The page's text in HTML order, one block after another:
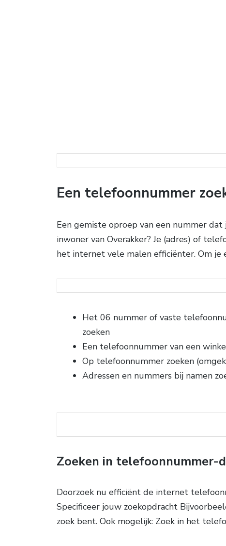
Een telefoonnummer
Een gemiste oproep van een nummer
inwoner van Overakker? Je (adres) of
het internet vele malen efficiënter. Om
Het 06 nummer of vaste
zoeken
Een telefoonnummer van een
Op telefoonnummer zoeken
Adressen en nummers bij namen
Zoeken in telefoonnummer-
Doorzoek nu efficiënt de internet
Specificeer jouw zoekopdracht
zoek bent. Ook mogelijk: Zoek in het